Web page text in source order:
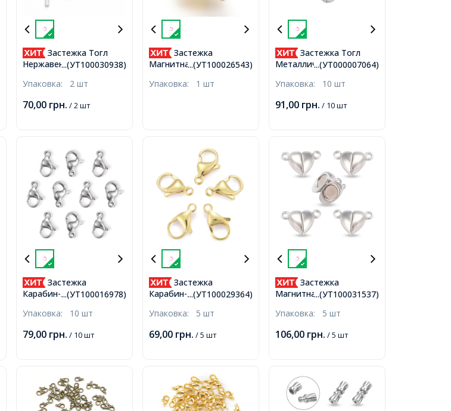
...(УТ100030938)
Застежка Тогл
Нержавеющая Сталь,
Палочка 20х7х2мм,
Упаковка: 2 шт
70,00 грн. / 2 шт
...(УТ100026543)
Застежка
Магнитная Латунь
Покрытие, Золото,
Упаковка: 1 шт
...(УТ000007064)
Застежка Тогл
Металлический Сплав,
20х17х3мм, Палочка
2мм,
Упаковка: 10 шт
91,00 грн. / 10 шт
...(УТ100016978)
Застежка
Карабин-Лобстер,
11х7х3.5мм, Отверстие
Упаковка: 10 шт
79,00 грн. / 10 шт
...(УТ100029364)
Застежка
Карабин-Лобстер
Позолота 24К,
2мм,
Упаковка: 5 шт
69,00 грн. / 5 шт
...(УТ100031537)
Застежка
Магнитная из Сплава
15х9.5х6мм, Отверстие
Упаковка: 5 шт
106,00 грн. / 5 шт